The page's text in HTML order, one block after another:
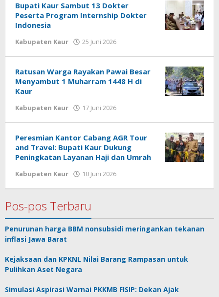
Bupati Kaur Sambut 13 Dokter
Peserta Program Internship Dokter
Indonesia
Kabupaten Kaur 25 Juni 2026
Ratusan Warga Rayakan Pawai Besar
Menyambut 1 Muharram 1448 H di
Kaur
Kabupaten Kaur 17 Juni 2026
Peresmian Kantor Cabang AGR Tour
and Travel: Bupati Kaur Dukung
Peningkatan Layanan Haji dan Umrah
Kabupaten Kaur 10 Juni 2026
Pos-pos Terbaru
Penurunan harga BBM nonsubsidi meringankan tekanan
inflasi Jawa Barat
Kejaksaan dan KPKNL Nilai Barang Rampasan untuk
Pulihkan Aset Negara
Simulasi Aspirasi Warnai PKKMB FISIP: Dekan Ajak